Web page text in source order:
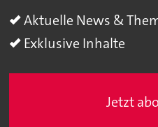
Aktuelle News &
Exklusive Inhalte
Jetzt